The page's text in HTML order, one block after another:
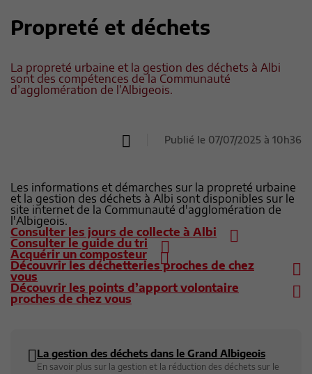
Propreté et déchets
La propreté urbaine et la gestion des déchets à Albi
sont des compétences de la Communauté
d’agglomération de l’Albigeois.
Publié le 07/07/2025 à 10h36
Les informations et démarches sur la propreté urbaine
et la gestion des déchets à Albi sont disponibles sur le
site internet de la Communauté d'agglomération de
l'Albigeois.
Consulter les jours de collecte à Albi
Consulter le guide du tri
Acquérir un composteur
Découvrir les déchetteries proches de chez
vous
Découvrir les points d’apport volontaire
proches de chez vous
La gestion des déchets dans le Grand Albigeois
En savoir plus sur la gestion et la réduction des déchets sur le